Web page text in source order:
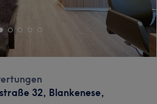
32, Blankenese,